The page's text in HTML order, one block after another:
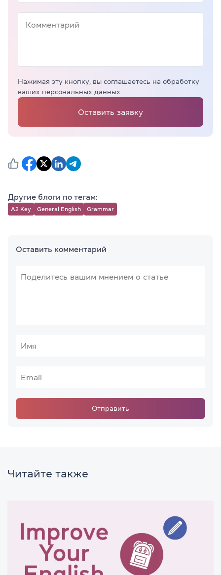
Нажимая эту кнопку, вы соглашаетесь на обработку
ваших персональных данных.
Оставить заявку
Другие блоги по тегам:
A2 Key General English Grammar
Оставить комментарий
Отправить
Читайте также